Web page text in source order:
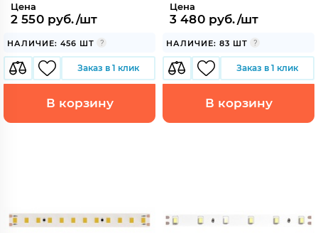
Цена
2 550 руб./шт
НАЛИЧИЕ: 456 ШТ
Заказ в 1 клик
В корзину
Цена
3 480 руб./шт
НАЛИЧИЕ: 83 ШТ
Заказ в 1 клик
В корзину